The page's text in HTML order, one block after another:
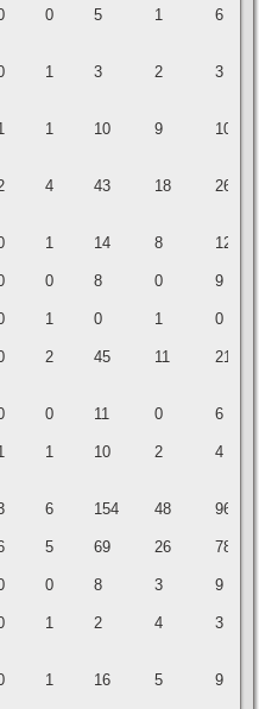
0 5 1 6
1 3 2 3
1 10 9 10
4 43 18 26
1 14 8 12
0 8 0 9
1 0 1 0
2 45 11 21
0 11 0 6
1 10 2 4
6 154 48 96
5 69 26 78
0 8 3 9
1 2 4 3
1 16 5 9